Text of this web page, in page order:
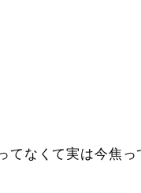
てなくて実は今焦